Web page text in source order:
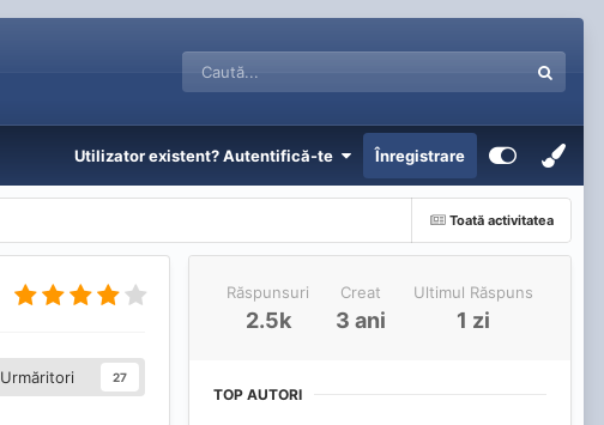
Utilizator existent? Autentifică-te Înregistrare
Toată activitatea
Urmăritori 27
Răspunsuri
2.5k
Creat
3 ani
Ultimul Răspuns
1 zi
TOP AUTORI